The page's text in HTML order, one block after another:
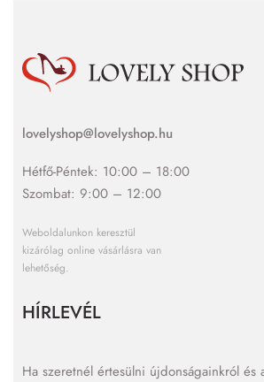
lovelyshop@lovelyshop.hu
Hétfő-Péntek: 10:00 – 18:00
Szombat: 9:00 – 12:00
Weboldalunkon keresztül
kizárólag online vásárlásra van
lehetőség.
HÍRLEVÉL
Ha szeretnél értesülni újdonságainkról és